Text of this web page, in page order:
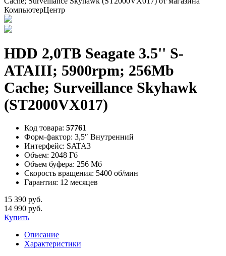
HDD 2,0TB Seagate 3.5'' S-
ATAIII; 5900rpm; 256Mb
Cache; Surveillance Skyhawk
(ST2000VX017)
Код товара: 57761
Форм-фактор: 3,5″ Внутренний
Интерфейс: SATA3
Объем: 2048 Гб
Объем буфера: 256 Мб
Скорость вращения: 5400 об/мин
Гарантия: 12 месяцев
15 390 руб.
14 990 руб.
Купить
Описание
Характеристики